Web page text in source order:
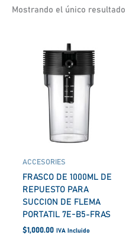
Mostrando el único resultado
ACCESORIES
FRASCO DE 1000ML DE
REPUESTO PARA
SUCCION DE FLEMA
PORTATIL 7E-B5-FRAS
$1,000.00 IVA Incluido